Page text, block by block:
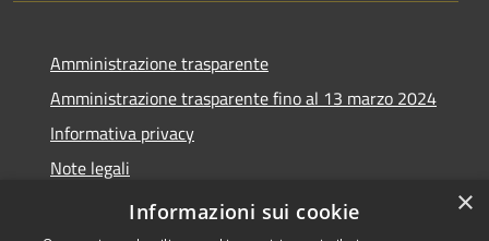
Amministrazione trasparente
Amministrazione trasparente fino al 13 marzo 2024
Informativa privacy
Note legali
Dichiarazione di accessibilità
×
Informazioni sui cookie